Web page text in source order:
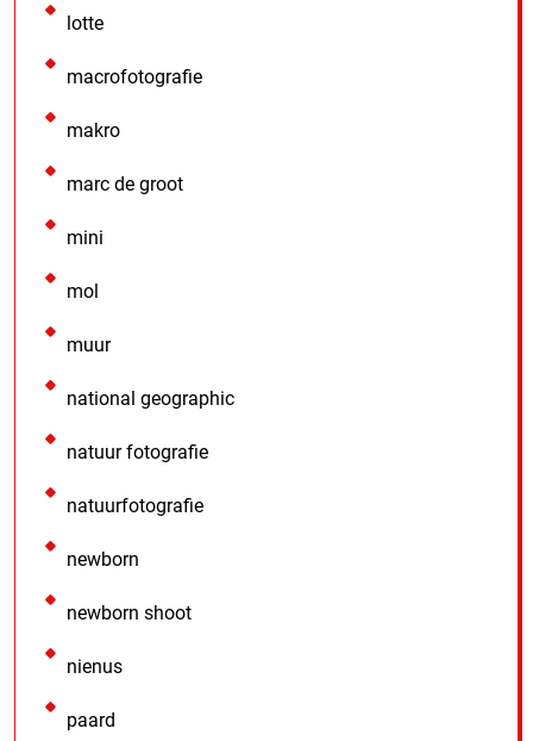
lotte
macrofotografie
makro
marc de groot
mini
mol
muur
national geographic
natuur fotografie
natuurfotografie
newborn
newborn shoot
nienus
paard